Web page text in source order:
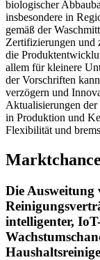
biologischer
insbesondere in
gemäß der
Zertifizierungen und
die
allem für kleinere
der Vorschriften
verzögern und
Aktualisierungen der
in Produktion und
Flexibilität und
Die Ausweitung
intelligenter,